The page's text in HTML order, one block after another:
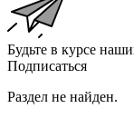
Будьте в курсе
Подписаться
Раздел не найден.